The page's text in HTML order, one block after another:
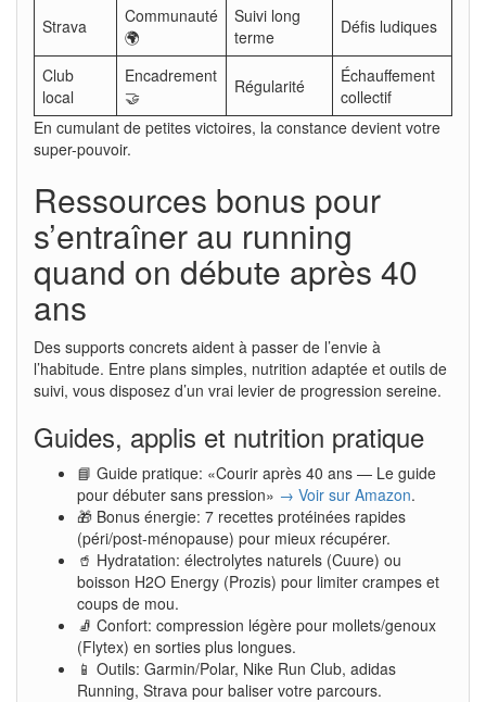
Strava
Communauté
🌍
Suivi long
terme
Défis ludiques
Club
local
Encadrement
🤝
Régularité
Échauffement
collectif
En cumulant de petites victoires, la constance devient votre
super-pouvoir.
Ressources bonus pour
s’entraîner au running
quand on débute après 40
ans
Des supports concrets aident à passer de l’envie à
l’habitude. Entre plans simples, nutrition adaptée et outils de
suivi, vous disposez d’un vrai levier de progression sereine.
Guides, applis et nutrition pratique
📘 Guide pratique: «Courir après 40 ans — Le guide
pour débuter sans pression» → Voir sur Amazon.
🎁 Bonus énergie: 7 recettes protéinées rapides
(péri/post-ménopause) pour mieux récupérer.
🥤 Hydratation: électrolytes naturels (Cuure) ou
boisson H2O Energy (Prozis) pour limiter crampes et
coups de mou.
🧦 Confort: compression légère pour mollets/genoux
(Flytex) en sorties plus longues.
📱 Outils: Garmin/Polar, Nike Run Club, adidas
Running, Strava pour baliser votre parcours.